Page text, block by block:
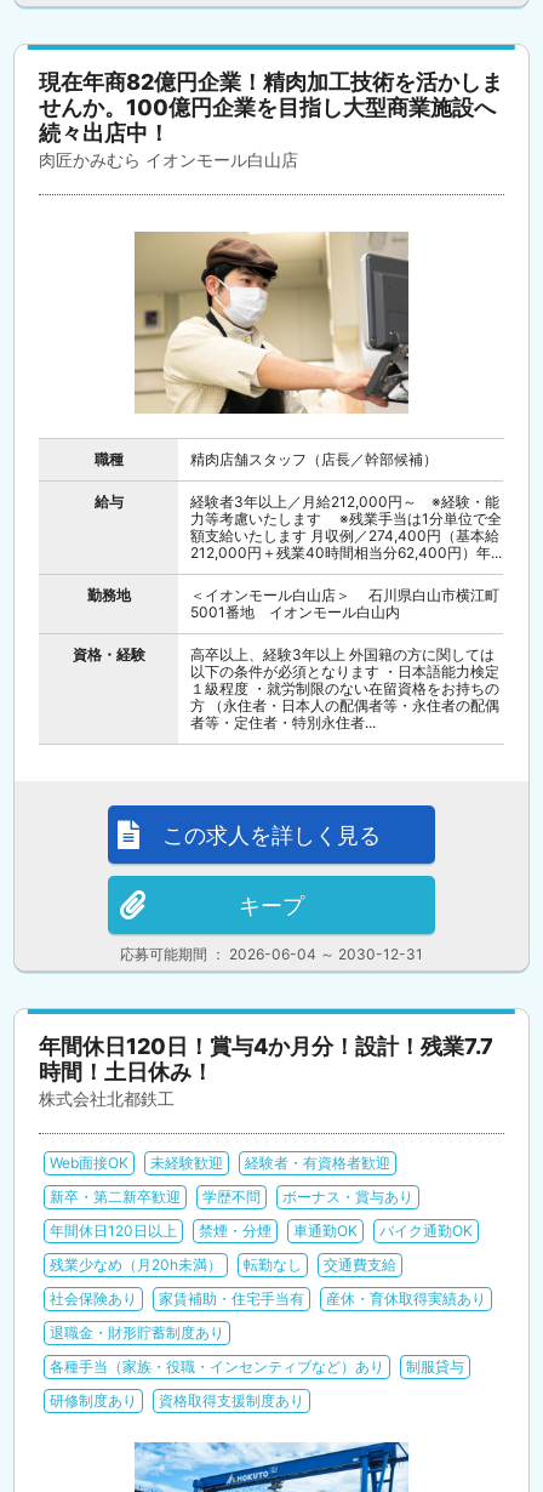
現在年商82億円企業！精肉加工技術を活かしま
せんか。100億円企業を目指し大型商業施設へ
続々出店中！
肉匠かみむら イオンモール白山店
職種 精肉店舗スタッフ（店長／幹部候補）
給与
経験者3年以上／月給212,000円～ ※経験・能
力等考慮いたします ※残業手当は1分単位で全
額支給いたします 月収例／274,400円（基本給
212,000円＋残業40時間相当分62,400円）年...
勤務地
＜イオンモール白山店＞ 石川県白山市横江町
5001番地 イオンモール白山内
資格・経験
高卒以上、経験3年以上 外国籍の方に関しては
以下の条件が必須となります ・日本語能力検定
１級程度 ・就労制限のない在留資格をお持ちの
方 （永住者・日本人の配偶者等・永住者の配偶
者等・定住者・特別永住者...
応募可能期間 ： 2026-06-04 ～ 2030-12-31
この求人を詳しく見る
キープ
年間休日120日！賞与4か月分！設計！残業7.7
時間！土日休み！
株式会社北都鉄工
Web面接OK 未経験歓迎
経験者・有資格者歓迎
新卒・第二新卒歓迎
学歴不問
ボーナス・賞与あり
年間休日120日以上
禁煙・分煙 車通勤OK
バイク通勤OK
残業少なめ（月20h未満）
転勤なし
交通費支給
社会保険あり
家賃補助・住宅手当有
産休・育休取得実績あり
退職金・財形貯蓄制度あり
各種手当（家族・役職・インセンティブなど）あり
制服貸与
研修制度あり
資格取得支援制度あり